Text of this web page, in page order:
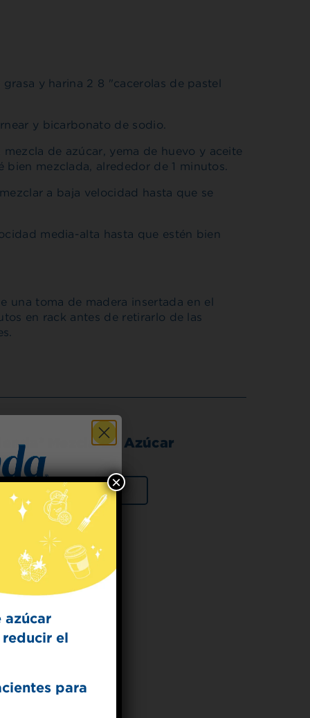
y harina 2 8 "cacerolas de pastel
y bicarbonato de sodio.
de azúcar, yema de huevo y aceite
mezclada, alrededor de 1 minutos.
a baja velocidad hasta que se
media-alta hasta que estén bien
una toma de madera insertada en el
en rack antes de retirarlo de las
Mezcla de Azúcar
VER PRODUCTO
el
para
×
for
Dish